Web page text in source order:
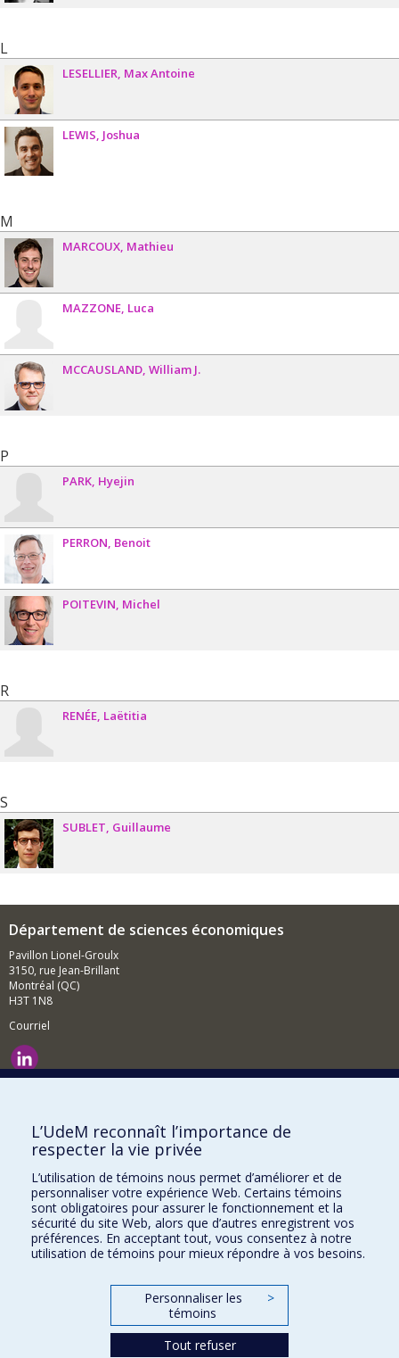
L
LESELLIER Max Antoine
LEWIS Joshua
M
MARCOUX Mathieu
MAZZONE Luca
MCCAUSLAND William J.
P
PARK Hyejin
PERRON Benoit
POITEVIN Michel
R
RENÉE Laëtitia
S
SUBLET Guillaume
Département de sciences économiques
Pavillon Lionel-Groulx
3150, rue Jean-Brillant
Montréal (QC)
H3T 1N8
Courriel
Comment soutenir le Département?
BESOIN D'AIDE?
Plan du site
Signaler une erreur
Accessibilité
FACULTÉ DES ARTS ET DES SCIENCES
Nos départements et écoles
L’UdeM reconnaît l’importance de
respecter la vie privée
L’utilisation de témoins nous permet d’améliorer et de
personnaliser votre expérience Web. Certains témoins
sont obligatoires pour assurer le fonctionnement et la
sécurité du site Web, alors que d’autres enregistrent vos
préférences. En acceptant tout, vous consentez à notre
utilisation de témoins pour mieux répondre à vos besoins.
Personnaliser les
témoins
>
Tout refuser